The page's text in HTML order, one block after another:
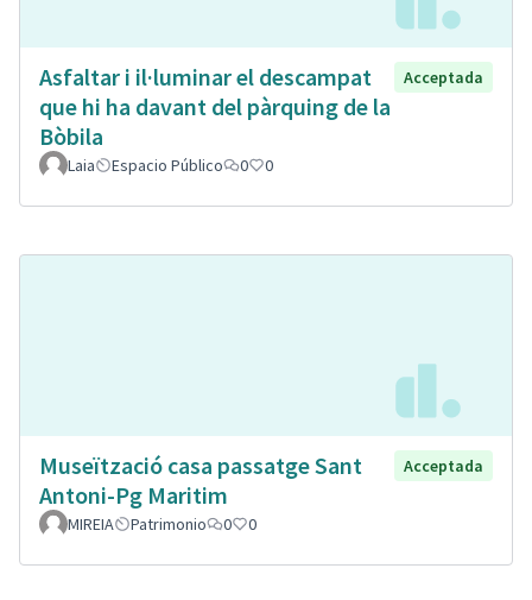
Asfaltar i il·luminar el descampat
que hi ha davant del pàrquing de la
Bòbila
Acceptada
Laia Espacio Público 0 0
Museïtzació casa passatge Sant
Antoni-Pg Maritim
Acceptada
MIREIA Patrimonio 0 0